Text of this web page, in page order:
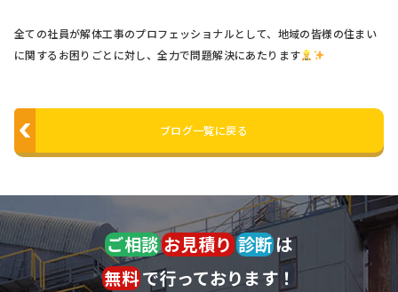
全ての社員が解体工事のプロフェッショナルとして、地域の皆様の住まい
に関するお困りごとに対し、全力で問題解決にあたります
ブログ一覧に戻る
ご相談 お見積り 診断は
無料で行っております！